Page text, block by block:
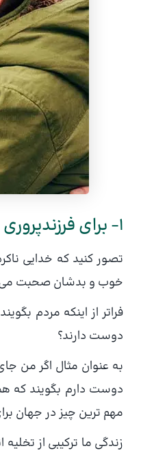
۱- برای فرزندپروری مثبت از پایان شروع کنید!
تصور کنید که خدایی
خوب و بدشان صحبت می
فراتر از اینکه مردم
دوست دارند؟
به عنوان مثال اگر من
دوست دارم بگویند که
مهم ترین چیز در جهان
زندگی ما ترکیبی از